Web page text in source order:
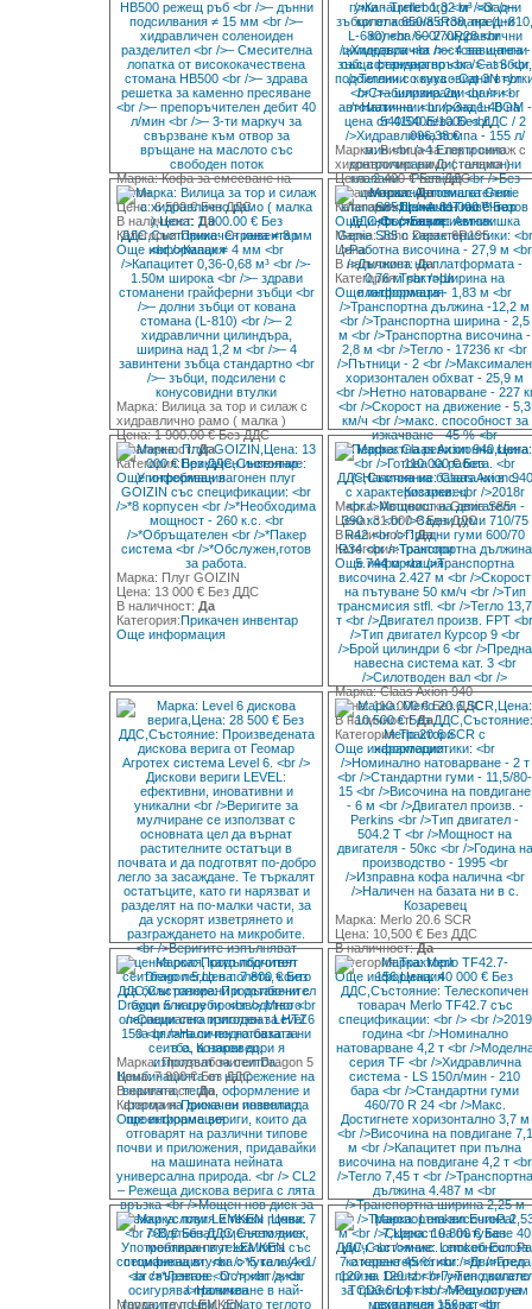
Марка: John Deere 6R195
Цена:
В наличност:Да
Категория:Трактори
Още информация
Марка: Кофа за смесване на
бетон
Цена: 6 500 € Без ДДС
В наличност: Да
Категория:Прикачен инвентар
Още информация
Марка: Вилица за тор и силаж с
хидравлично рамо ( голяма )
Цена: 2 400 € Без ДДС
В наличност:Да
Категория:Прикачен инвентар
Още информация
Марка: Вилица за тор и силаж с
хидравлично рамо ( малка )
Цена: 1 900.00 € Без ДДС
В наличност:Да
Категория:Прикачен инвентар
Още информация
Марка: Автовишка Genie S85
Цена: 31.000 € Без ДДС
В наличност:Да
Категория:Трактори
Още информация
Марка: Плуг GOIZIN
Цена: 13 000 € Без ДДС
В наличност: Да
Категория:Прикачен инвентар
Още информация
Марка: Claas Axion 940
Цена: 110 000 € Без ДДС
В наличност:Да
Категория:Трактори
Още информация
Марка: Merlo 20.6 SCR
Цена: 10,500 € Без ДДС
В наличност:Да
Категория:Трактори
Още информация
Марка: Продълбочител Dragon 5
Цена: 7 800 € Без ДДС
В наличност:Да
Категория:Прикачен инвентар
Още информация
Марка: плуг LEMKEN